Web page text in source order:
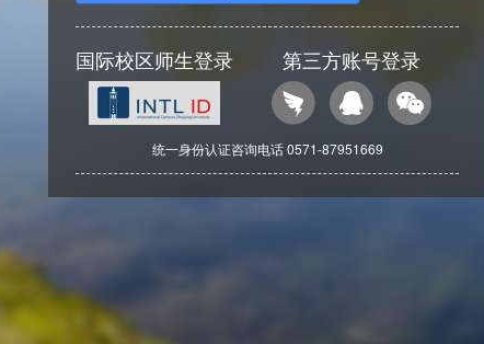
国际校区师生登录 第三方账号登录
统一身份认证咨询电话 0571-87951669